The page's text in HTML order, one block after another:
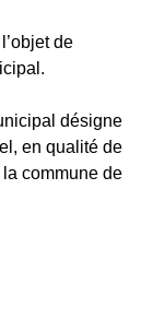
de
désigne
en qualité de
commune de